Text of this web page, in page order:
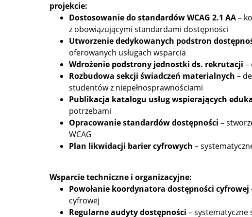
projekcie:
Dostosowanie do standardów WCAG 2.1 AA–
z obowiązującymi standardami dostępności
Utworzenie dedykowanych podstron
oferowanych usługach wsparcia
Wdrożenie podstrony jednostki ds. rekrutacji –
Rozbudowa sekcji świadczeń materialnych –
studentów z niepełnosprawnościami
Publikacja katalogu usług wspierających
potrzebami
Opracowanie standardów dostępności –
WCAG
Plan likwidacji barier cyfrowych –
Wsparcie techniczne i organizacyjne:
Powołanie koordynatora dostępności cyfrowej
cyfrowej
Regularne audyty dostępności – systematyczne